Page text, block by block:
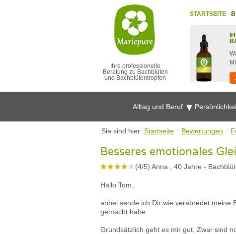
Ihre professionelle
Beratung zu Bachblüten
und Bachblütentropfen
STARTSEITE
Alltag und Beruf
Sie sind hier: Startseite Bewertungen
Besseres emotionales
(4/5) Anna , 40 Jahre -
Hallo Tom,
anbei sende ich Dir wie verabredet meine
gemacht habe.
Grundsätzlich geht es mir gut. Zwar sind